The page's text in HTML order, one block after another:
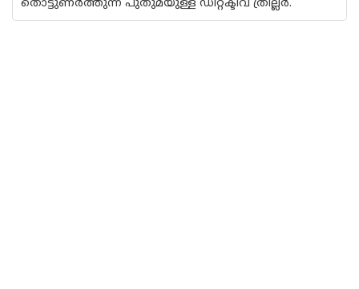
തൊട്ടുണര്‍ത്തുന്ന പുതുമയുള്ള ഡിറ്റക്ടീവ് ത്രില്ലര്‍.